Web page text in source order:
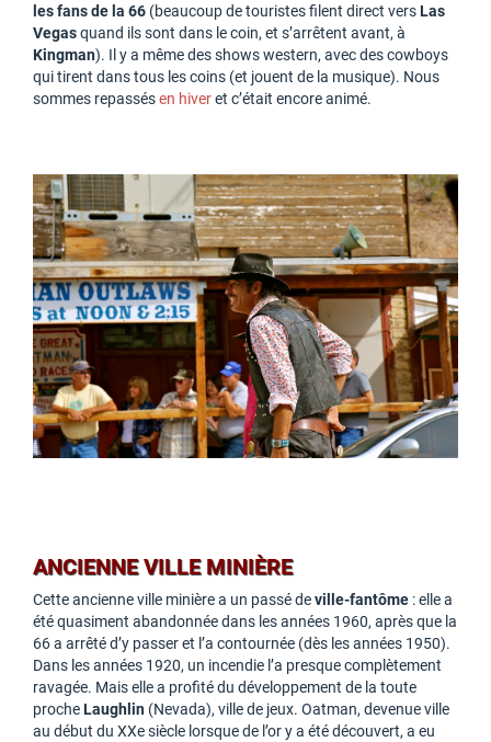
les fans de la 66 (beaucoup de touristes filent direct versLas
Vegasquand ils sont dans le coin, et s’arrêtent avant, à
Kingman). Il y a même des shows western, avec des cowboys
qui tirent dans tous les coins (et jouent de la musique). Nous
sommes repassésen hiveret c’était encore animé.
ANCIENNE VILLE MINIÈRE
Cette ancienne ville minière a un passé deville-fantôme : elle a
été quasiment abandonnée dans les années 1960, après que la
66 a arrêté d’y passer et l’a contournée (dès les années 1950).
Dans les années 1920, un incendie l’a presque complètement
ravagée. Mais elle a profité du développement de la toute
procheLaughlin (Nevada), ville de jeux. Oatman, devenue ville
au début du XXe siècle lorsque de l’or y a été découvert, a eu